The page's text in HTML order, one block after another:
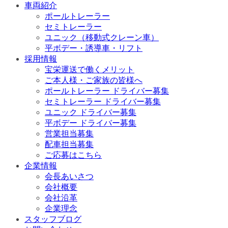
車両紹介
ポールトレーラー
セミトレーラー
ユニック（移動式クレーン車）
平ボデー・誘導車・リフト
採用情報
宝栄運送で働くメリット
ご本人様・ご家族の皆様へ
ポールトレーラー ドライバー募集
セミトレーラー ドライバー募集
ユニック ドライバー募集
平ボデー ドライバー募集
営業担当募集
配車担当募集
ご応募はこちら
企業情報
会長あいさつ
会社概要
会社沿革
企業理念
スタッフブログ